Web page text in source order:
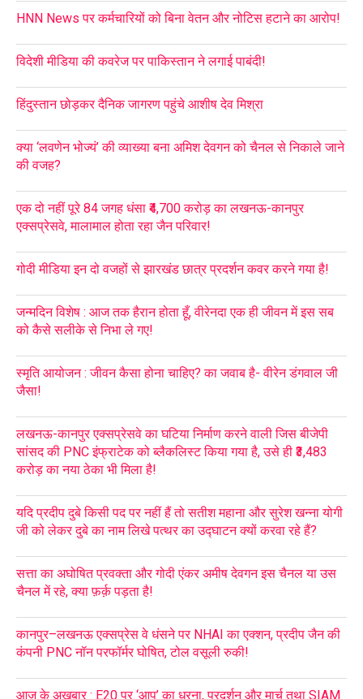
HNN News पर कर्मचारियों को बिना वेतन और नोटिस हटाने का आरोप!
विदेशी मीडिया की कवरेज पर पाकिस्तान ने लगाई पाबंदी!
हिंदुस्तान छोड़कर दैनिक जागरण पहुंचे आशीष देव मिश्रा
क्या ‘लवणेन भोज्यं’ की व्याख्या बना अमिश देवगन को चैनल से निकाले जाने
की वजह?
एक दो नहीं पूरे 84 जगह धंसा ₹4,700 करोड़ का लखनऊ-कानपुर
एक्सप्रेसवे, मालामाल होता रहा जैन परिवार!
गोदी मीडिया इन दो वजहों से झारखंड छात्र प्रदर्शन कवर करने गया है!
जन्मदिन विशेष : आज तक हैरान होता हूँ, वीरेनदा एक ही जीवन में इस सब
को कैसे सलीके से निभा ले गए!
स्मृति आयोजन : जीवन कैसा होना चाहिए? का जवाब है- वीरेन डंगवाल जी
जैसा!
लखनऊ-कानपुर एक्सप्रेसवे का घटिया निर्माण करने वाली जिस बीजेपी
सांसद की PNC इंफ्राटेक को ब्लैकलिस्ट किया गया है, उसे ही ₹3,483
करोड़ का नया ठेका भी मिला है!
यदि प्रदीप दुबे किसी पद पर नहीं हैं तो सतीश महाना और सुरेश खन्ना योगी
जी को लेकर दुबे का नाम लिखे पत्थर का उद्घाटन क्यों करवा रहे हैं?
सत्ता का अघोषित प्रवक्ता और गोदी एंकर अमीष देवगन इस चैनल या उस
चैनल में रहे, क्या फ़र्क़ पड़ता है!
कानपुर–लखनऊ एक्सप्रेस वे धंसने पर NHAI का एक्शन, प्रदीप जैन की
कंपनी PNC नॉन परफॉर्मर घोषित, टोल वसूली रुकी!
आज के अखबार : E20 पर ‘आप’ का धरना, प्रदर्शन और मार्च तथा SIAM